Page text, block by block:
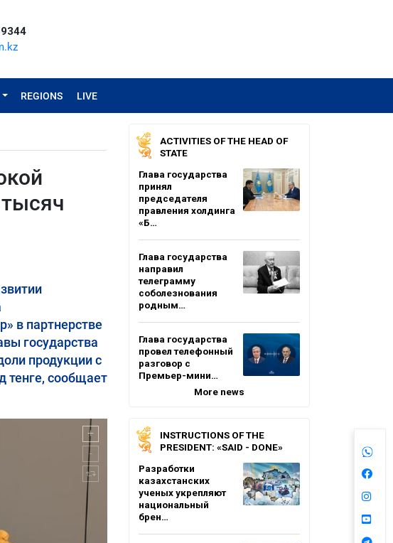
REGIONS LIVE
в партнерстве
государства
продукции с
тенге, сообщает
ACTIVITIES OF THE HEAD OF
STATE
Глава государства
принял
председателя
правления холдинга
«Б…
Глава государства
направил
телеграмму
соболезнования
родным…
Глава государства
провел телефонный
разговор с
Премьер-мини…
More news
INSTRUCTIONS OF THE
PRESIDENT: «SAID - DONE»
Разработки
казахстанских
ученых укрепляют
национальный
брен…